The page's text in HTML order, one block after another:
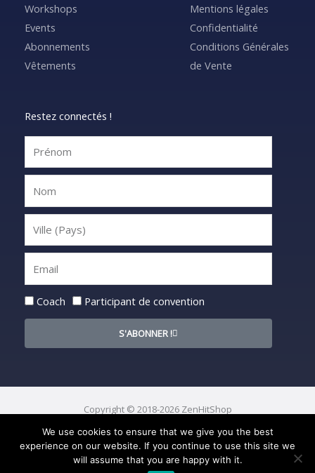
Workshops
Events
Abonnements
Vêtements
Mentions légales
Confidentialité
Conditions Générales
de Vente
Restez connectés !
Statut
Coach Participant de convention
S'ABONNER !
Copyright © 2018-2026 ZenHitShop
We use cookies to ensure that we give you the best
experience on our website. If you continue to use this site we
will assume that you are happy with it.